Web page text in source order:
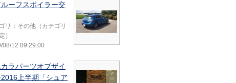
ルーフスポイラー交
リ：その他（カテゴリ
）
08/12 09:29:00
ラパーツオブザイ
上半期「シュア